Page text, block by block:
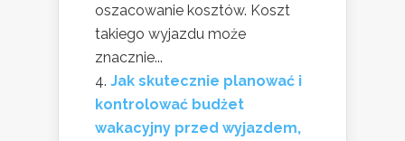
oszacowanie kosztów. Koszt
takiego wyjazdu może
znacznie...
Jak skutecznie planować i
kontrolować budżet
wakacyjny przed wyjazdem,